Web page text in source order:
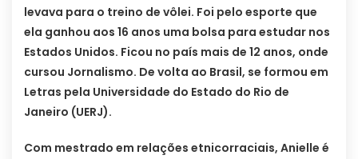
levava para o treino de vôlei. Foi pelo esporte que
ela ganhou aos 16 anos uma bolsa para estudar nos
Estados Unidos. Ficou no país mais de 12 anos, onde
cursou Jornalismo. De volta ao Brasil, se formou em
Letras pela Universidade do Estado do Rio de
Janeiro (UERJ).
Com mestrado em relações etnicorraciais, Anielle é